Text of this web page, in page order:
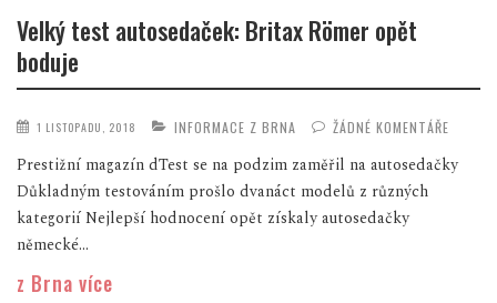
Velký test autosedaček: Britax Römer opět
boduje
1 LISTOPADU, 2018 INFORMACE Z BRNA ŽÁDNÉ KOMENTÁŘE
Prestižní magazín dTest se na podzim zaměřil na autosedačky
Důkladným testováním prošlo dvanáct modelů z různých
kategorií Nejlepší hodnocení opět získaly autosedačky
německé...
z Brna více